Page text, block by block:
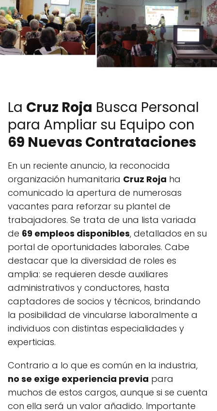
La Cruz Roja Busca Personal
para Ampliar su Equipo con
69 Nuevas Contrataciones
En un reciente anuncio, la reconocida
organización humanitaria Cruz Roja ha
comunicado la apertura de numerosas
vacantes para reforzar su plantel de
trabajadores. Se trata de una lista variada
de 69 empleos disponibles, detallados en su
portal de oportunidades laborales. Cabe
destacar que la diversidad de roles es
amplia: se requieren desde auxiliares
administrativos y conductores, hasta
captadores de socios y técnicos, brindando
la posibilidad de vincularse laboralmente a
individuos con distintas especialidades y
experticias.
Contrario a lo que es común en la industria,
no se exige experiencia previa para
muchos de estos cargos, aunque si se cuenta
con ella será un valor añadido. Importante